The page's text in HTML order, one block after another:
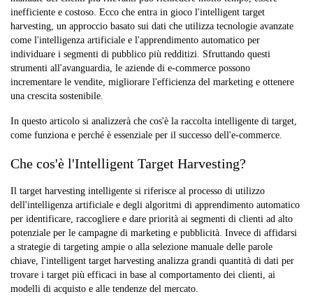
inefficiente e costoso. Ecco che entra in gioco l'intelligent target
harvesting, un approccio basato sui dati che utilizza tecnologie avanzate
come l'intelligenza artificiale e l'apprendimento automatico per
individuare i segmenti di pubblico più redditizi. Sfruttando questi
strumenti all'avanguardia, le aziende di e-commerce possono
incrementare le vendite, migliorare l'efficienza del marketing e ottenere
una crescita sostenibile.
In questo articolo si analizzerà che cos'è la raccolta intelligente di target,
come funziona e perché è essenziale per il successo dell'e-commerce.
Che cos'è l'Intelligent Target Harvesting?
Il target harvesting intelligente si riferisce al processo di utilizzo
dell'intelligenza artificiale e degli algoritmi di apprendimento automatico
per identificare, raccogliere e dare priorità ai segmenti di clienti ad alto
potenziale per le campagne di marketing e pubblicità. Invece di affidarsi
a strategie di targeting ampie o alla selezione manuale delle parole
chiave, l'intelligent target harvesting analizza grandi quantità di dati per
trovare i target più efficaci in base al comportamento dei clienti, ai
modelli di acquisto e alle tendenze del mercato.